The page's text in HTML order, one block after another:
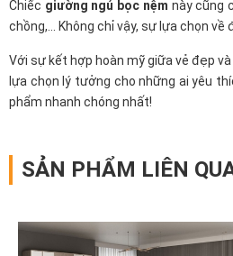
Chiếc giường ngủ bọc nệm này cũng
chồng,... Không chỉ vậy, sự lựa chọn
Với sự kết hợp hoàn mỹ giữa vẻ đẹp
lựa chọn lý tưởng cho những ai yêu
phẩm nhanh chóng nhất!
SẢN PHẨM LIÊN